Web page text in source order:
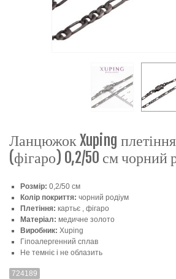
Ланцюжок Xuping
(фігаро) 0,2/50 см чорний
Розмір: 0,2/50 см
Колір покриття: чорний родіум
Плетіння: картьє , фігаро
Матеріал: медичне золото
Виробник: Xuping
Гіпоалергенний сплав
Не темніє і не облазить
724189